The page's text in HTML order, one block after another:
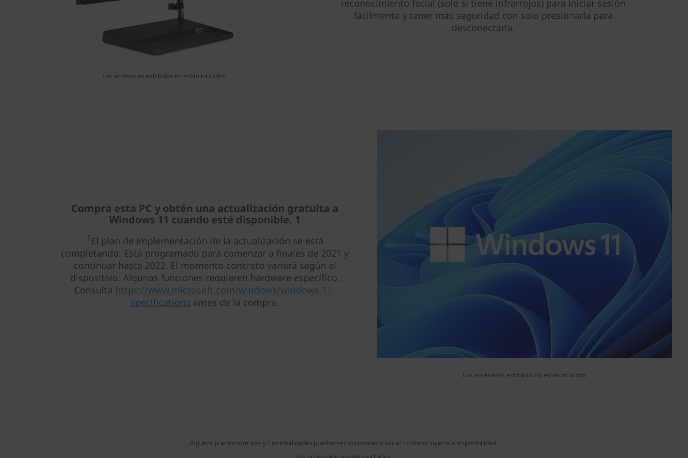
Los accesorios exhibidos no están incluidos
reconocimiento facial (solo si tiene infrarrojos) para iniciar sesión
fácilmente y tener más seguridad con solo presionarla para
desconectarla.
Los accesorios exhibidos no están incluidos
Compra esta PC y obtén una actualización gratuita a
Windows 11 cuando esté disponible. 1
1 El plan de implementación de la actualización se está
completando. Está programado para comenzar a finales de 2021 y
continuar hasta 2022. El momento concreto variará según el
dispositivo. Algunas funciones requieren hardware específico.
Consulta https://www.microsoft.com/windows/windows-11-
specifications antes de la compra.
Algunos puertos/ranuras y funcionalidades pueden ser opcionales o variar - colores sujetos a disponibilidad.